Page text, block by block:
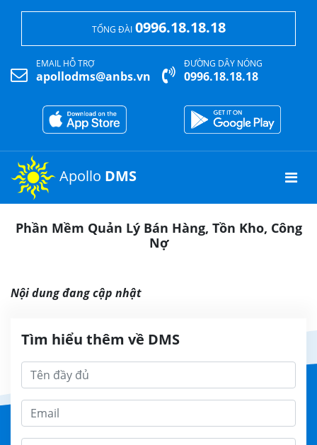
TỔNG ĐÀI 0996.18.18.18
EMAIL HỖ TRỢ
apollodms@anbs.vn
ĐƯỜNG DÂY NÓNG
0996.18.18.18
Apollo DMS
Phần Mềm Quản Lý Bán Hàng, Tồn Kho, Công
Nợ
Nội dung đang cập nhật
Tìm hiểu thêm về DMS